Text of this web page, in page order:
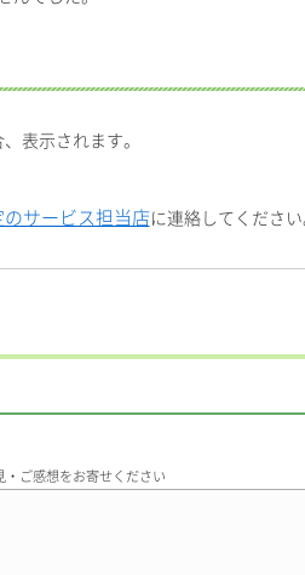
表示されます。
のサービス担当店に連絡してください
・ご感想をお寄せください